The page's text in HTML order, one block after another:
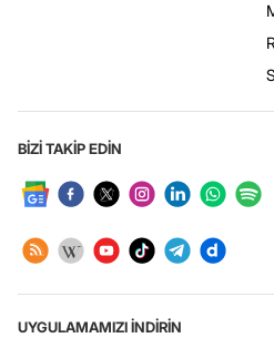
BİZİ TAKİP EDİN
UYGULAMAMIZI İNDİRİN